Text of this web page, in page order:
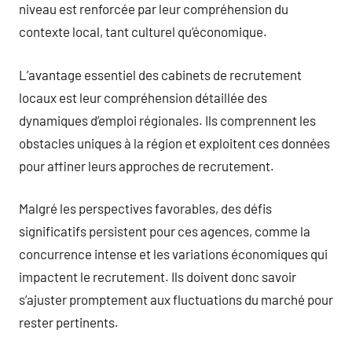
niveau est renforcée par leur compréhension du
contexte local, tant culturel qu’économique.
L’avantage essentiel des cabinets de recrutement
locaux est leur compréhension détaillée des
dynamiques d’emploi régionales. Ils comprennent les
obstacles uniques à la région et exploitent ces données
pour affiner leurs approches de recrutement.
Malgré les perspectives favorables, des défis
significatifs persistent pour ces agences, comme la
concurrence intense et les variations économiques qui
impactent le recrutement. Ils doivent donc savoir
s’ajuster promptement aux fluctuations du marché pour
rester pertinents.